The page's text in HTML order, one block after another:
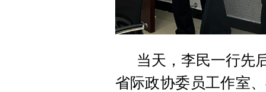
当天，李民一行先
省际政协委员工作室